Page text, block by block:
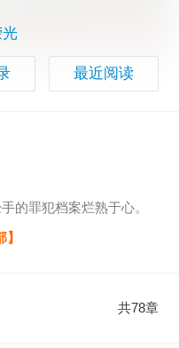
最近阅读
的罪犯档案烂熟于心。
事，姜凌深知人性的复杂
共78章